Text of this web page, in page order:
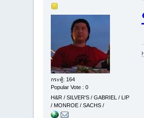
กระทู้: 164
Popular Vote : 0
H&R / SILVER'S / GABRIEL / LIP
/ MONROE / SACHS /